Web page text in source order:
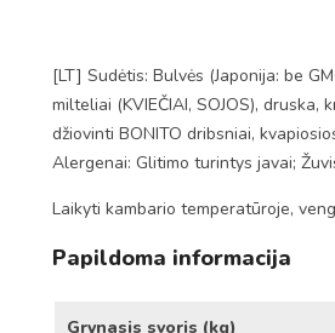
[LT] Sudėtis: Bulvės (Japonija: be
milteliai (KVIEČIAI, SOJOS),
džiovinti BONITO dribsniai,
Alergenai: Glitimo turintys javai;
Laikyti kambario temperatūroje,
Papildoma informacija
Grynasis svoris (kg)